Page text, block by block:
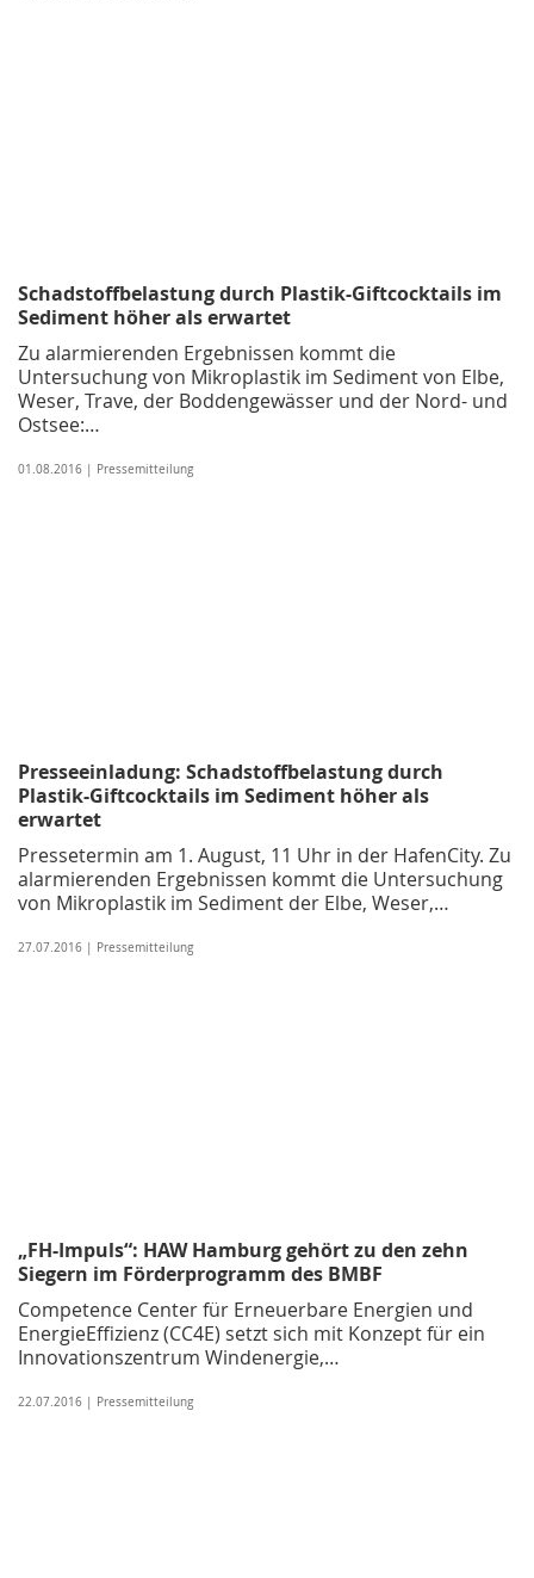
Schadstoffbelastung durch Plastik-Giftcocktails im
Sediment höher als erwartet
Zu alarmierenden Ergebnissen kommt die
Untersuchung von Mikroplastik im Sediment von Elbe,
Weser, Trave, der Boddengewässer und der Nord- und
Ostsee:…
01.08.2016 | Pressemitteilung
Presseeinladung: Schadstoffbelastung durch
Plastik-Giftcocktails im Sediment höher als
erwartet
Pressetermin am 1. August, 11 Uhr in der HafenCity. Zu
alarmierenden Ergebnissen kommt die Untersuchung
von Mikroplastik im Sediment der Elbe, Weser,…
27.07.2016 | Pressemitteilung
„FH-Impuls“: HAW Hamburg gehört zu den zehn
Siegern im Förderprogramm des BMBF
Competence Center für Erneuerbare Energien und
EnergieEffizienz (CC4E) setzt sich mit Konzept für ein
Innovationszentrum Windenergie,…
22.07.2016 | Pressemitteilung